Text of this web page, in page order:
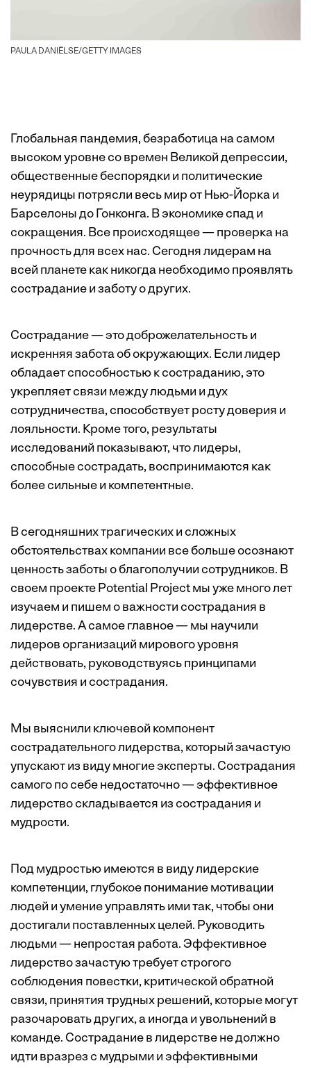
PAULA DANIËLSE/GETTY IMAGES
Глобальная пандемия, безработица на самом
высоком уровне со времен Великой депрессии,
общественные беспорядки и политические
неурядицы потрясли весь мир от Нью-Йорка и
Барселоны до Гонконга. В экономике спад и
сокращения. Все происходящее — проверка на
прочность для всех нас. Сегодня лидерам на
всей планете как никогда необходимо проявлять
сострадание и заботу о других.
Сострадание — это доброжелательность и
искренняя забота об окружающих. Если лидер
обладает способностью к состраданию, это
укрепляет связи между людьми и дух
сотрудничества, способствует росту доверия и
лояльности. Кроме того, результаты
исследований показывают, что лидеры,
способные сострадать, воспринимаются как
более сильные и компетентные.
В сегодняшних трагических и сложных
обстоятельствах компании все больше осознают
ценность заботы о благополучии сотрудников. В
своем проекте Potential Project мы уже много лет
изучаем и пишем о важности сострадания в
лидерстве. А самое главное — мы научили
лидеров организаций мирового уровня
действовать, руководствуясь принципами
сочувствия и сострадания.
Мы выяснили ключевой компонент
сострадательного лидерства, который зачастую
упускают из виду многие эксперты. Сострадания
самого по себе недостаточно — эффективное
лидерство складывается из сострадания и
мудрости.
Под мудростью имеются в виду лидерские
компетенции, глубокое понимание мотивации
людей и умение управлять ими так, чтобы они
достигали поставленных целей. Руководить
людьми — непростая работа. Эффективное
лидерство зачастую требует строгого
соблюдения повестки, критической обратной
связи, принятия трудных решений, которые могут
разочаровать других, а иногда и увольнений в
команде. Сострадание в лидерстве не должно
идти вразрез с мудрыми и эффективными